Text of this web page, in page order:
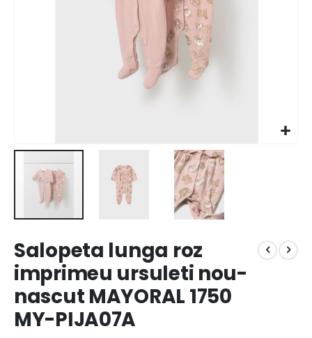
Salopeta lunga roz
imprimeu ursuleti nou-
nascut MAYORAL 1750
MY-PIJA07A